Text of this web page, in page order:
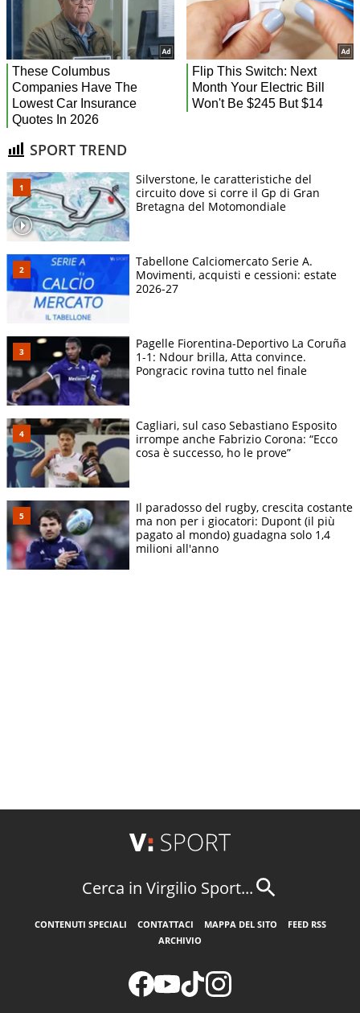
SPORT TREND
Silverstone, le caratteristiche del
circuito dove si corre il Gp di Gran
Bretagna del Motomondiale
Tabellone Calciomercato Serie A.
Movimenti, acquisti e cessioni: estate
2026-27
Pagelle Fiorentina-Deportivo La Coruña
1-1: Ndour brilla, Atta convince.
Pongracic rovina tutto nel finale
Cagliari, sul caso Sebastiano Esposito
irrompe anche Fabrizio Corona: “Ecco
cosa è successo, ho le prove”
Il paradosso del rugby, crescita costante
ma non per i giocatori: Dupont (il più
pagato al mondo) guadagna solo 1,4
milioni all'anno
Cerca in Virgilio Sport...
CONTENUTI SPECIALI CONTATTACI MAPPA DEL SITO
FEED RSS
ARCHIVIO